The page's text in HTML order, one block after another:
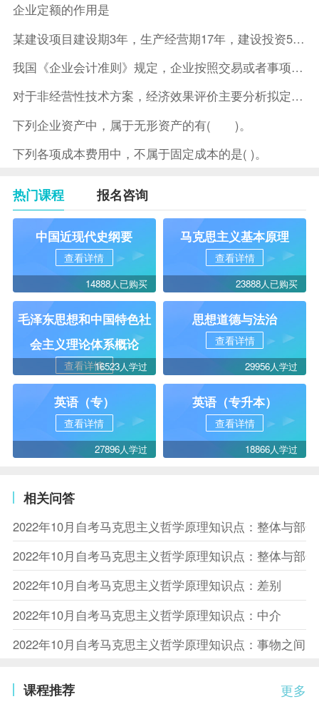
企业定额的作用是
某建设项目建设期3年，生产经营期17年，建设投资5500万元
我国《企业会计准则》规定，企业按照交易或者事项的经济特征确定
对于非经营性技术方案，经济效果评价主要分析拟定方案的( )。
下列企业资产中，属于无形资产的有( )。
下列各项成本费用中，不属于固定成本的是( )。
热门课程 报名咨询
中国近现代史纲要
查看详情
14888人已购买
马克思主义基本原理
查看详情
23888人已购买
毛泽东思想和中国特色社
会主义理论体系概论
查看详情16523人学过
思想道德与法治
查看详情
29956人学过
英语（专）
查看详情
27896人学过
英语（专升本）
查看详情
18866人学过
相关问答
2022年10月自考马克思主义哲学原理知识点：整体与部
2022年10月自考马克思主义哲学原理知识点：整体与部
2022年10月自考马克思主义哲学原理知识点：差别
2022年10月自考马克思主义哲学原理知识点：中介
2022年10月自考马克思主义哲学原理知识点：事物之间
更多
课程推荐